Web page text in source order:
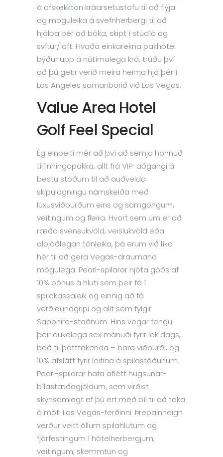
á afskekktan kráarsetustofu til að flýja
og möguleika á svefnherbergi til að
hjálpa þér að bóka, skipt í stúdíó og
svítur/loft. Hvaða einkarekna þakhótel
býður upp á nútímalega krá, trúðu því
að þú getir verið meira heima hjá þér í
Los Angeles samanborið við Las Vegas.
Value Area Hotel
Golf Feel Special
Ég einbeiti mér að því að semja hönnuð
tilfinningapakka, allt frá VIP-aðgangi á
bestu stöðum til að auðvelda
skipulagningu námskeiða með
lúxusviðburðum eins og samgöngum,
veitingum og fleira. Hvort sem um er að
ræða svensukvöld, veislukvöld eða
alþjóðlegan tónleika, þá erum við líka
hér til að gera Vegas-draumana
mögulega. Pearl-spilarar njóta góðs af
10% bónus á hluti sem þeir fá í
spilakassaleik og einnig að fá
verðlaunagripi og allt sem fylgir
Sapphire-staðnum. Hins vegar fengu
þeir aukalega sex mánuði fyrir lok dags,
boð til þátttakenda – bara viðburði, og
10% afslátt fyrir leitina á spilastöðunum.
Pearl-spilarar hafa aflétt hugsunar-
bílastæðagjöldum, sem virðist
skynsamlegt ef þú ert með bíl til að taka
á móti Las Vegas-ferðinni. Þrepainneign
verður veitt öllum spilahlutum og
fjárfestingum í hótelherbergjum,
veitingum, skemmtun og